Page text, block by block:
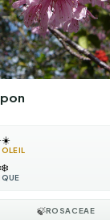
☀️
❄️
🍃ROSACEAE